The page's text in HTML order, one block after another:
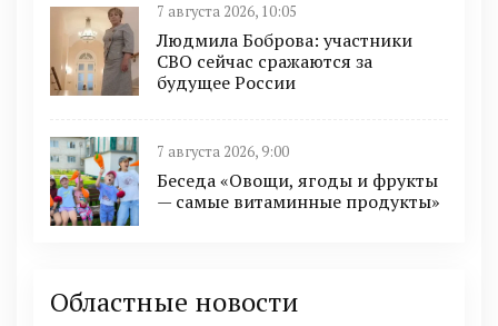
7 августа 2026, 10:05
Людмила Боброва: участники
СВО сейчас сражаются за
будущее России
7 августа 2026, 9:00
Беседа «Овощи, ягоды и фрукты
— самые витаминные продукты»
Областные новости